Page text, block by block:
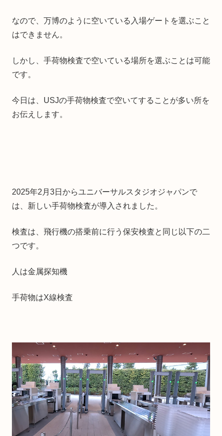
なので、万博のように空いている入場ゲートを選ぶこと
はできません。
しかし、手荷物検査で空いている場所を選ぶことは可能
です。
今日は、USJの手荷物検査で空いてすることが多い所を
お伝えします。
2025年2月3日からユニバーサルスタジオジャパンで
は、新しい手荷物検査が導入されました。
検査は、飛行機の搭乗前に行う保安検査と同じ以下の二
つです。
人は金属探知機
手荷物はX線検査